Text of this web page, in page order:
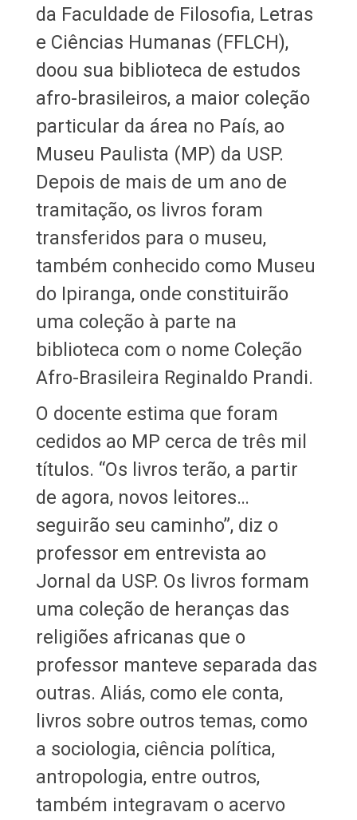
da Faculdade de Filosofia, Letras
e Ciências Humanas (FFLCH),
doou sua biblioteca de estudos
afro-brasileiros, a maior coleção
particular da área no País, ao
Museu Paulista (MP) da USP.
Depois de mais de um ano de
tramitação, os livros foram
transferidos para o museu,
também conhecido como Museu
do Ipiranga, onde constituirão
uma coleção à parte na
biblioteca com o nome Coleção
Afro-Brasileira Reginaldo Prandi.
O docente estima que foram
cedidos ao MP cerca de três mil
títulos. “Os livros terão, a partir
de agora, novos leitores…
seguirão seu caminho”, diz o
professor em entrevista ao
Jornal da USP. Os livros formam
uma coleção de heranças das
religiões africanas que o
professor manteve separada das
outras. Aliás, como ele conta,
livros sobre outros temas, como
a sociologia, ciência política,
antropologia, entre outros,
também integravam o acervo